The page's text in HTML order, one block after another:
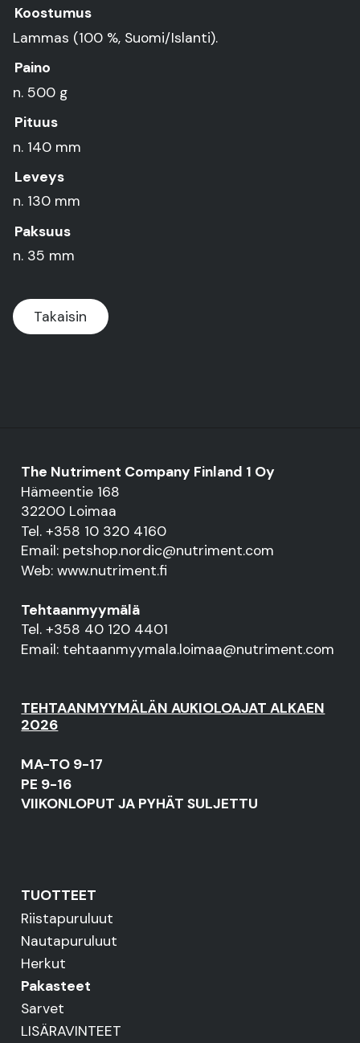
Koostumus
Lammas (100 %, Suomi/Islanti).
Paino
n. 500 g
Pituus
n. 140 mm
Leveys
n. 130 mm
Paksuus
n. 35 mm
Takaisin
The Nutriment Company Finland 1 Oy
Hämeentie 168
32200 Loimaa
Tel. +358 10 320 4160
Email: petshop.nordic@nutriment.com
Web: www.nutriment.fi
Tehtaanmyymälä
Tel. +358 40 120 4401
Email: tehtaanmyymala.loimaa@nutriment.com
TEHTAANMYYMÄLÄN AUKIOLOAJAT ALKAEN
2026
MA-TO 9-17
PE 9-16
VIIKONLOPUT JA PYHÄT SULJETTU
TUOTTEET
Riistapuruluut
Nautapuruluut
Herkut
Pakasteet
Sarvet
LISÄRAVINTEET